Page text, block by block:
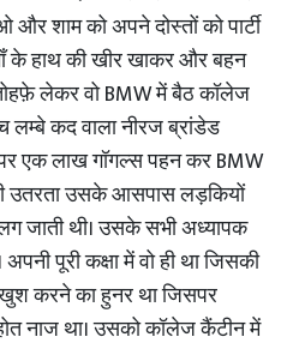
और शाम को अपने दोस्तों को पार्टी
के हाथ की खीर खाकर और बहन
लेकर वो BMW में बैठ कॉलेज
कद वाला नीरज ब्रांडेड
एक लाख गॉगल्स पहन कर BMW
उतरता उसके आसपास लड़कियों
जाती थी। उसके सभी अध्यापक
पूरी कक्षा में वो ही था जिसकी
करने का हुनर था जिसपर
नाज था। उसको कॉलेज कैंटीन में